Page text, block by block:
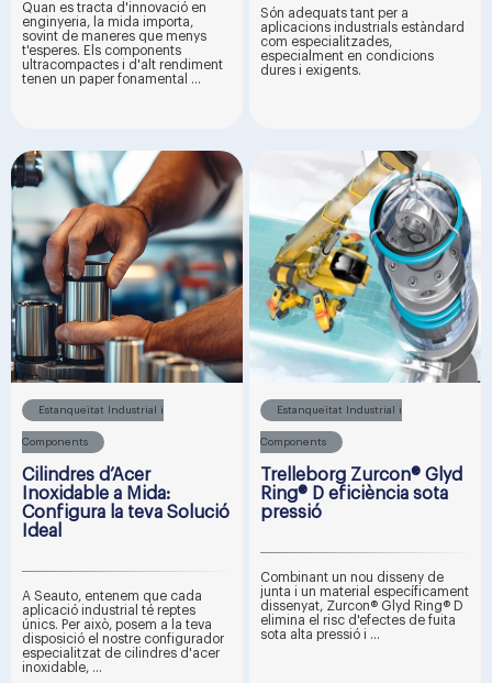
Quan es tracta d'innovació en
enginyeria, la mida importa,
sovint de maneres que menys
t'esperes. Els components
ultracompactes i d'alt rendiment
tenen un paper fonamental ...
Són adequats tant per a
aplicacions industrials estàndard
com especialitzades,
especialment en condicions
dures i exigents.
Estanqueïtat Industrial i
Components
Cilindres d’Acer
Inoxidable a Mida:
Configura la teva Solució
Ideal
A Seauto, entenem que cada
aplicació industrial té reptes
únics. Per això, posem a la teva
disposició el nostre configurador
especialitzat de cilindres d'acer
inoxidable, ...
Estanqueïtat Industrial i
Components
Trelleborg Zurcon® Glyd
Ring® D eficiència sota
pressió
Combinant un nou disseny de
junta i un material específicament
dissenyat, Zurcon® Glyd Ring® D
elimina el risc d'efectes de fuita
sota alta pressió i ...